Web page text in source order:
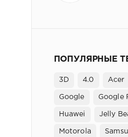
ПОПУЛЯРНЫЕ
3D 4.0 Acer
Google Google
Huawei Jelly
Motorola